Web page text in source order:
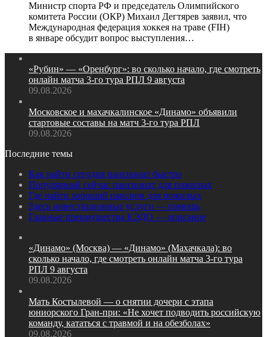
Министр спорта РФ и председатель Олимпийского
комитета России (ОКР) Михаил Дегтярев заявил, что
Международная федерация хоккея на траве (FIH)
в январе обсудит вопрос выступления…
«Рубин» — «Оренбург»: во сколько начало, где смотреть
онлайн матча 3‑го тура РПЛ 9 августа
09.08.2026
Московское и махачкалинское «Динамо» объявили
стартовые составы на матч 3‑го тура РПЛ
09.08.2026
Последние темы
Как найти сегодня пансионат быстро
Популярный сейчас пансионат для пожилых
Где найти хороший пансион для пожилых
Здесь инвестиционные услуги — помощь
Главные преимущества КЭДО — описание
«Динамо» (Москва) — «Динамо» (Махачкала): во
сколько начало, где смотреть онлайн матча 3‑го тура
РПЛ 9 августа
09.08.2026
Мать Костылевой — о снятии дочери с этапа
юниорского Гран‑при: «Не хочет подводить российскую
команду, кататься с травмой и на обезболах»
09.08.2026